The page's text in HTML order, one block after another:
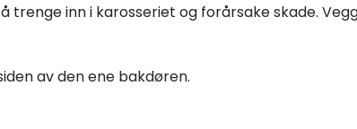
trenge inn i karosseriet og forårsake skade.
av den ene bakdøren.